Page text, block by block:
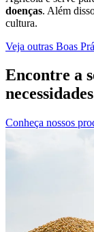
doenças. Além
cultura.
Veja outras Boas
Encontre a
Conheça nossos